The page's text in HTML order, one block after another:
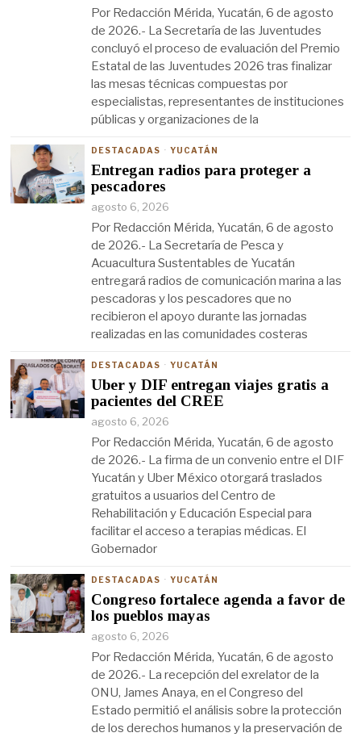
Por Redacción Mérida, Yucatán, 6 de agosto
de 2026.- La Secretaría de las Juventudes
concluyó el proceso de evaluación del Premio
Estatal de las Juventudes 2026 tras finalizar
las mesas técnicas compuestas por
especialistas, representantes de instituciones
públicas y organizaciones de la
DESTACADAS · YUCATÁN
Entregan radios para proteger a
pescadores
agosto 6, 2026
Por Redacción Mérida, Yucatán, 6 de agosto
de 2026.- La Secretaría de Pesca y
Acuacultura Sustentables de Yucatán
entregará radios de comunicación marina a las
pescadoras y los pescadores que no
recibieron el apoyo durante las jornadas
realizadas en las comunidades costeras
DESTACADAS · YUCATÁN
Uber y DIF entregan viajes gratis a
pacientes del CREE
agosto 6, 2026
Por Redacción Mérida, Yucatán, 6 de agosto
de 2026.- La firma de un convenio entre el DIF
Yucatán y Uber México otorgará traslados
gratuitos a usuarios del Centro de
Rehabilitación y Educación Especial para
facilitar el acceso a terapias médicas. El
Gobernador
DESTACADAS · YUCATÁN
Congreso fortalece agenda a favor de
los pueblos mayas
agosto 6, 2026
Por Redacción Mérida, Yucatán, 6 de agosto
de 2026.- La recepción del exrelator de la
ONU, James Anaya, en el Congreso del
Estado permitió el análisis sobre la protección
de los derechos humanos y la preservación de